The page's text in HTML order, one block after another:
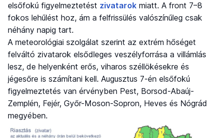
elsőfokú figyelmeztetést zivatarok miatt. A front 7–8
fokos lehűlést hoz, ám a felfrissülés valószínűleg csak
néhány napig tart.
A meteorológiai szolgálat szerint az extrém hőséget
felváltó zivatarok elsődleges veszélyforrása a villámlás
lesz, de helyenként erős, viharos széllökésekre és
jégesőre is számítani kell. Augusztus 7-én elsőfokú
figyelmeztetés van érvényben Pest, Borsod-Abaúj-
Zemplén, Fejér, Győr-Moson-Sopron, Heves és Nógrád
megyében.